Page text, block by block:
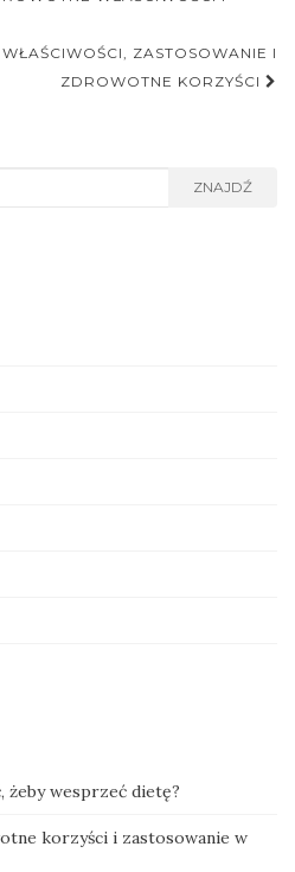
ZASTOSOWANIE I
ZDROWOTNE KORZYŚCI
ZNAJDŹ
żeby wesprzeć dietę?
korzyści i zastosowanie w